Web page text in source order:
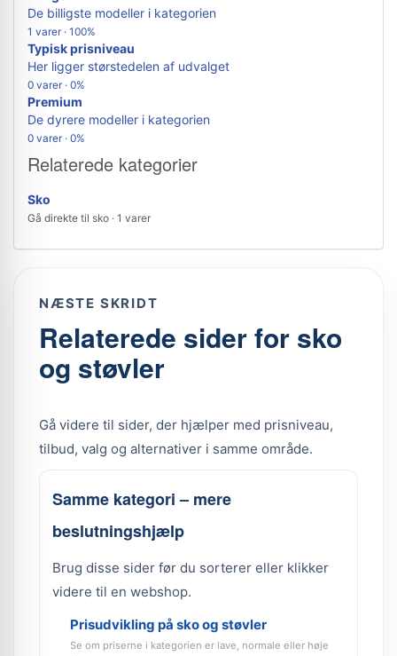
De billigste modeller i kategorien
1 varer · 100%
Typisk prisniveau
Her ligger størstedelen af udvalget
0 varer · 0%
Premium
De dyrere modeller i kategorien
0 varer · 0%
Relaterede kategorier
Sko
Gå direkte til sko · 1 varer
NÆSTE SKRIDT
Relaterede sider for sko
og støvler
Gå videre til sider, der hjælper med prisniveau,
tilbud, valg og alternativer i samme område.
Samme kategori – mere
beslutningshjælp
Brug disse sider før du sorterer eller klikker
videre til en webshop.
Prisudvikling på sko og støvler
Se om priserne i kategorien er lave, normale eller høje